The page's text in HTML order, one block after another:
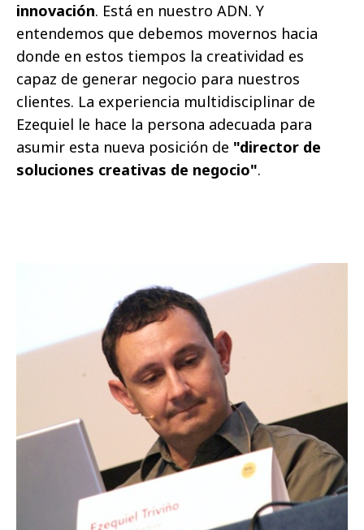
innovación. Está en nuestro ADN. Y
entendemos que debemos movernos hacia
donde en estos tiempos la creatividad es
capaz de generar negocio para nuestros
clientes. La experiencia multidisciplinar de
Ezequiel le hace la persona adecuada para
asumir esta nueva posición de "director de
soluciones creativas de negocio".